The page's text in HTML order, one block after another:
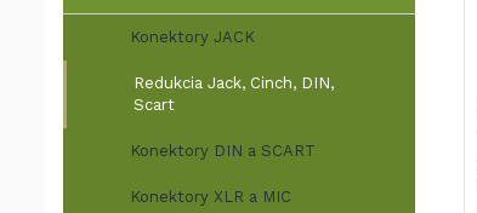
Konektory JACK
Redukcia Jack, Cinch, DIN,
Scart
Konektory DIN a SCART
Konektory XLR a MIC